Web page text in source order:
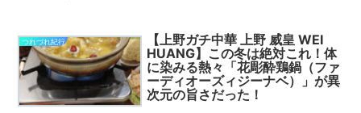
つれづれ紀行
【上野ガチ中華 上野 威皇 WEI
HUANG】この冬は絶対これ！体
に染みる熱々「花彫酔鶏鍋（ファ
ーディオーズィジーナベ）」が異
次元の旨さだった！